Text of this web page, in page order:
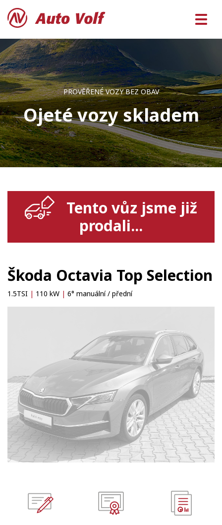
PROVĚŘENÉ VOZY BEZ OBAV
Ojeté vozy skladem
Tento vůz jsme již
prodali...
Škoda Octavia Top Selection
1.5TSI | 110 kW | 6° manuální / přední